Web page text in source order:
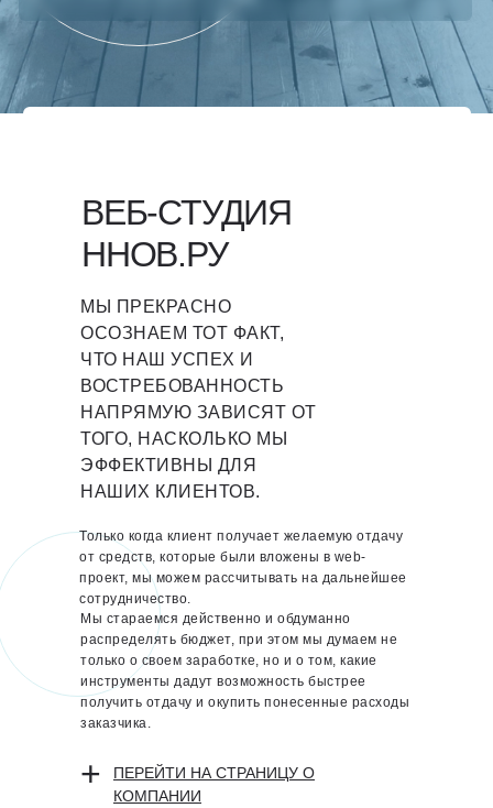
ВЕБ-СТУДИЯ
ННОВ.РУ
МЫ ПРЕКРАСНО
ОСОЗНАЕМ ТОТ ФАКТ,
ЧТО НАШ УСПЕХ И
ВОСТРЕБОВАННОСТЬ
НАПРЯМУЮ ЗАВИСЯТ ОТ
ТОГО, НАСКОЛЬКО МЫ
ЭФФЕКТИВНЫ ДЛЯ
НАШИХ КЛИЕНТОВ.
Только когда клиент получает желаемую отдачу
от средств, которые были вложены в web-
проект, мы можем рассчитывать на дальнейшее
сотрудничество.
Мы стараемся действенно и обдуманно
распределять бюджет, при этом мы думаем не
только о своем заработке, но и о том, какие
инструменты дадут возможность быстрее
получить отдачу и окупить понесенные расходы
заказчика.
ПЕРЕЙТИ НА СТРАНИЦУ О
КОМПАНИИ
+